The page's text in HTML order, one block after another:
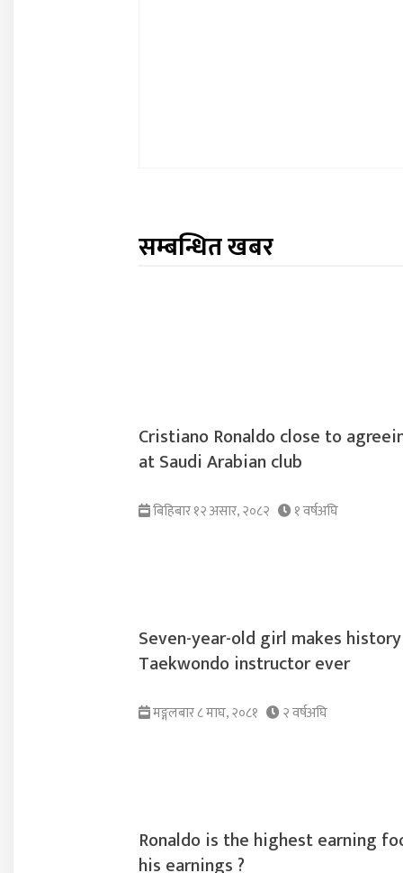
सम्बन्धित खबर
Cristiano Ronaldo close to
at Saudi Arabian club
बिहिबार १२ असार, २०८२ १ वर्षअघि
Seven-year-old girl makes
Taekwondo instructor ever
मङ्गलबार ८ माघ, २०८१ २ वर्षअघि
Ronaldo is the highest earning
his earnings ?